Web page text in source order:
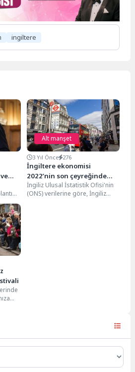
ingiltere
Alt manşet
3 Yıl Önce 276
İngiltere ekonomisi
2022’nin son çeyreğinde
resesyondan kurtuldu.
İngiliz Ulusal İstatistik Ofisi'nin
(ONS) verilerine göre, İngiliz